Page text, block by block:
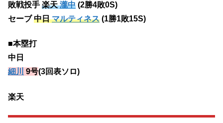
敗戦投手 楽天瀧中 (2勝4敗0S)
セーブ中日マルティネス (1勝1敗15S)
■本塁打
中日
細川 9号(3回表ソロ)
楽天